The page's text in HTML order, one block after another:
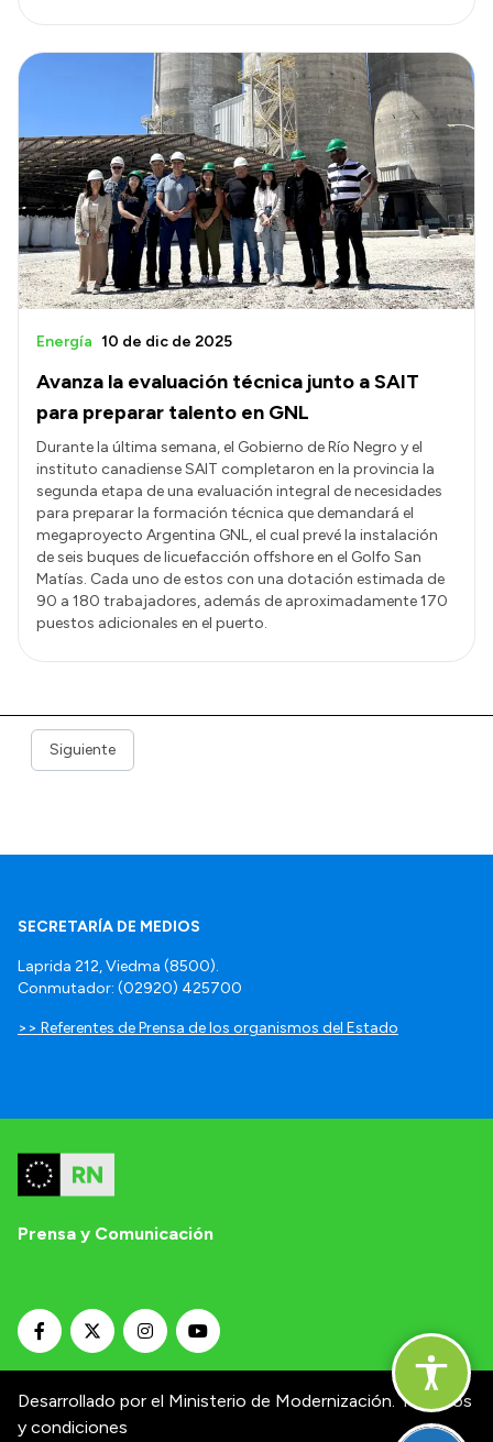
Avanza la evaluación técnica junto a SAIT
para preparar talento en GNL
Energía 10 de dic de 2025
Durante la última semana, el Gobierno de Río Negro y el
instituto canadiense SAIT completaron en la provincia la
segunda etapa de una evaluación integral de necesidades
para preparar la formación técnica que demandará el
megaproyecto Argentina GNL, el cual prevé la instalación
de seis buques de licuefacción offshore en el Golfo San
Matías. Cada uno de estos con una dotación estimada de
90 a 180 trabajadores, además de aproximadamente 170
puestos adicionales en el puerto.
Siguiente
SECRETARÍA DE MEDIOS
Laprida 212, Viedma (8500).
Conmutador: (02920) 425700
>> Referentes de Prensa de los organismos del Estado
Prensa y Comunicación
Desarrollado por el Ministerio de Modernización. Términos
y condiciones